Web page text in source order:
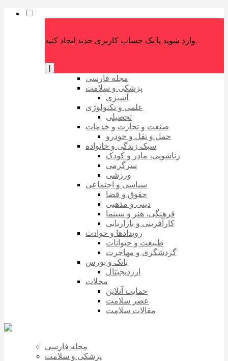
وارد شوید یا یک حساب کاربری جدید ایجاد کنید.
مجله فارسی
پزشکی و سلامت
آشپزی
علمی و تکنولوژی
تحصیلی
صنعت و تجارت و خدمات
حمل و نقل و خودرو
سبک زندگی و خانواده
زناشویی، مادر و کودک
سرگرمی
ورزشی
سیاسی و اجتماعی
حقوق و قضا
دینی و مذهبی
فرهنگی، هنر و سینما
کارآفرینی و بازاریابی
رویدادها و حوادث
طبیعت و حیوانات
گردشگری و مهاجرت
بانک و بورس
ارزدیجیتال
مجلات
حمایت آنلاین
عصر سلامت
مقالات سلامت
مجله فارسی
پزشکی و سلامت